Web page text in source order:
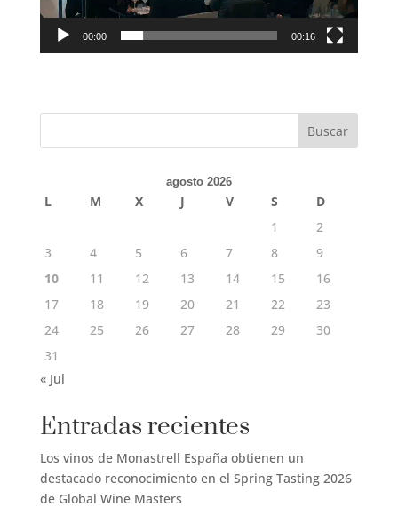
00:00 00:16
Buscar
agosto 2026
L M X J V S
D
1
2
3
4 5 6 7 8
9
10
11 12 13 14 15
16
17
18 19 20 21 22
23
24
25 26 27 28 29
30
31
« Jul
Entradas recientes
Los vinos de Monastrell España obtienen un
destacado reconocimiento en el Spring Tasting 2026
de Global Wine Masters